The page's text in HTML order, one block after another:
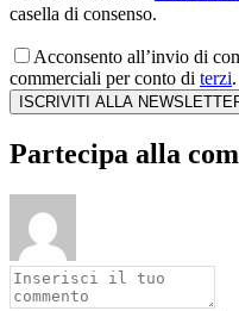
casella di consenso.
Acconsento all’invio di
commerciali per conto di terzi.
ISCRIVITI ALLA
Partecipa alla